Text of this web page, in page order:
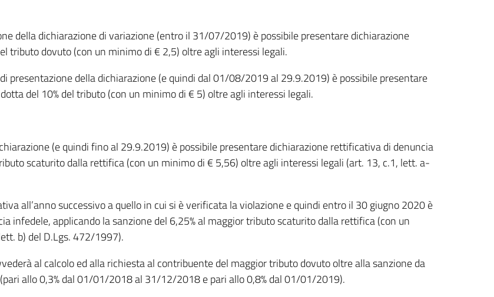
della dichiarazione di variazione (entro il 31/07/2019) è possibile presentare dichiarazione
tributo dovuto (con un minimo di € 2,5) oltre agli interessi legali.
presentazione della dichiarazione (e quindi dal 01/08/2019 al 29.9.2019) è possibile presentare
del 10% del tributo (con un minimo di € 5) oltre agli interessi legali.
(e quindi fino al 29.9.2019) è possibile presentare dichiarazione rettificativa di denuncia
scaturito dalla rettifica (con un minimo di € 5,56) oltre agli interessi legali (art. 13, c.1, lett. a-
all’anno successivo a quello in cui si è verificata la violazione e quindi entro il 30 giugno 2020 è
infedele, applicando la sanzione del 6,25% al maggior tributo scaturito dalla rettifica (con un
b) del D.Lgs. 472/1997).
al calcolo ed alla richiesta al contribuente del maggior tributo dovuto oltre alla sanzione da
allo 0,3% dal 01/01/2018 al 31/12/2018 e pari allo 0,8% dal 01/01/2019).